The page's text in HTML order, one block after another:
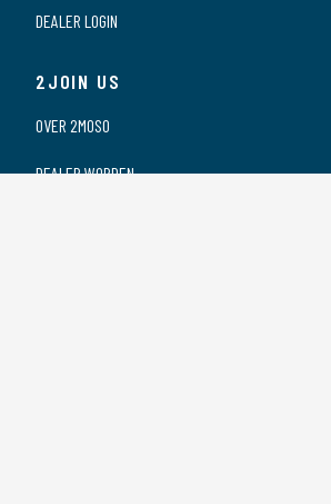
DEALER LOGIN
2JOIN US
OVER 2MOSO
DEALER WORDEN